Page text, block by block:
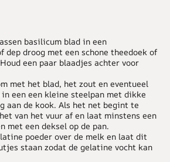
basilicum blad in een
dep droog met een schone theedoek of
een paar blaadjes achter voor
met het blad, het zout en eventueel
een een kleine steelpan met dikke
aan de kook. Als het net begint te
van het vuur af en laat minstens een
met een deksel op de pan.
poeder over de melk en laat dit
staan zodat de gelatine vocht kan